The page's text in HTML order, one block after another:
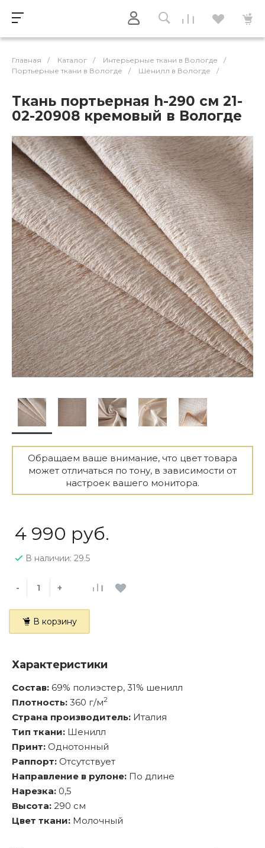
Главная / Каталог / Интерьерные ткани в Вологде
/
Портьерные ткани в Вологде
/ Шенилл в Вологде /
Ткань портьерная h-290 см 21-
02-20908 кремовый в Вологде
Обращаем ваше внимание, что цвет товара
может отличаться по тону, в зависимости от
настроек вашего монитора.
4 990 руб.
В наличии: 29.5
- +
В корзину
Характеристики
Состав: 69% полиэстер, 31% шенилл
Плотность: 360 г/м2
Страна производитель: Италия
Тип ткани: Шенилл
Принт: Однотонный
Раппорт: Отсутствует
Направление в рулоне: По длине
Нарезка: 0,5
Высота: 290 см
Цвет ткани: Молочный